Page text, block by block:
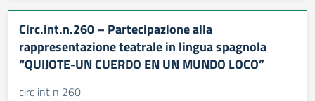
Circ.int.n.260 – Partecipazione alla
rappresentazione teatrale in lingua spagnola
“QUIJOTE-UN CUERDO EN UN MUNDO LOCO”
circ int n 260